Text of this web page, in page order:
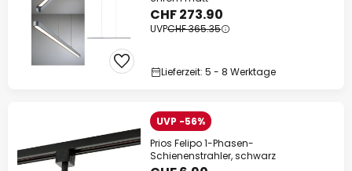
CHF 273.90
UVPCHF 365.35
Lieferzeit: 5 - 8 Werktage
UVP -56%
Prios Felipo 1-Phasen-
Schienenstrahler, schwarz